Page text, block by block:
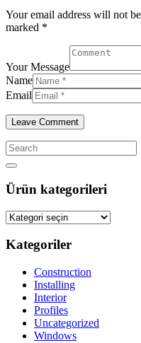
Your email address will not
marked *
Your Message
Name
Email
Ürün kategorileri
Kategoriler
Construction
Installing
Interior
Profiles
Uncategorized
Windows